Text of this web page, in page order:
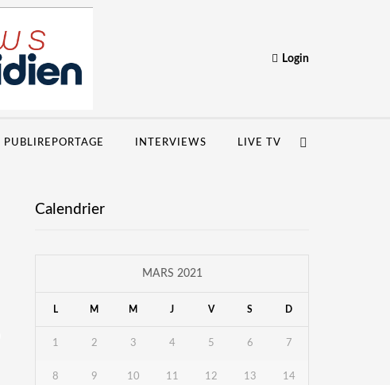
Login
PUBLIREPORTAGE INTERVIEWS LIVE TV
Calendrier
MARS 2021
L M M J V S D
1 2 3 4 5 6 7
8 9 10 11 12 13 14